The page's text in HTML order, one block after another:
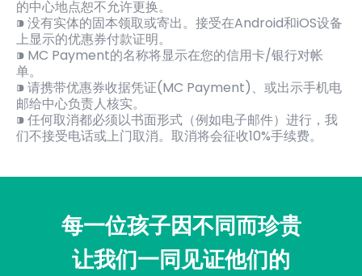
的中心地点恕不允许更换。
⁍ 没有实体的固本领取或寄出。接受在Android和iOS设备
上显示的优惠券付款证明。
⁍ MC Payment的名称将显示在您的信用卡/银行对帐
单。
⁍ 请携带优惠券收据凭证(MC Payment)、或出示手机电
邮给中心负责人核实。
⁍ 任何取消都必须以书面形式（例如电子邮件）进行，我
们不接受电话或上门取消。取消将会征收10%手续费。
每一位孩子因不同而珍贵
让我们一同见证他们的